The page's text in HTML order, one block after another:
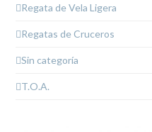
Regata de Vela Ligera
Regatas de Cruceros
Sin categoría
T.O.A.